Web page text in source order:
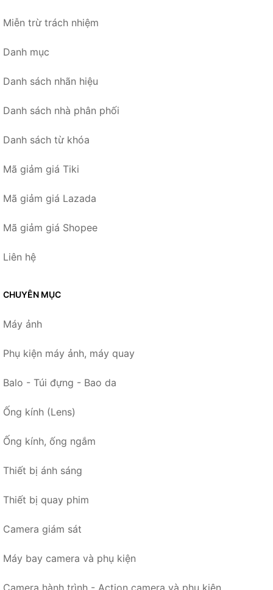
Miễn trừ trách nhiệm
Danh mục
Danh sách nhãn hiệu
Danh sách nhà phân phối
Danh sách từ khóa
Mã giảm giá Tiki
Mã giảm giá Lazada
Mã giảm giá Shopee
Liên hệ
CHUYÊN MỤC
Máy ảnh
Phụ kiện máy ảnh, máy quay
Balo - Túi đựng - Bao da
Ống kính (Lens)
Ống kính, ống ngắm
Thiết bị ánh sáng
Thiết bị quay phim
Camera giám sát
Máy bay camera và phụ kiện
Camera hành trình - Action camera và phụ kiện